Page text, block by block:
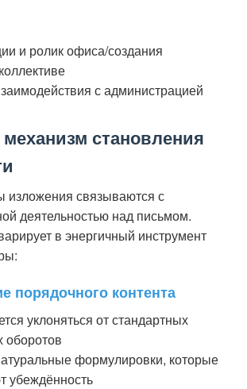
и ролик офиса/создания
с администрацией
становления
связываются с
деятельностью над письмом.
в энергичный инструмент
порядочного контента
уклоняться от стандартных
формулировки, которые
убеждённость